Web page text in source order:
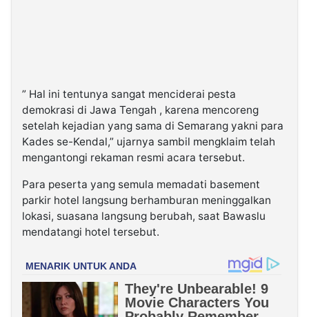
” Hal ini tentunya sangat menciderai pesta
demokrasi di Jawa Tengah , karena mencoreng
setelah kejadian yang sama di Semarang yakni para
Kades se-Kendal,” ujarnya sambil mengklaim telah
mengantongi rekaman resmi acara tersebut.
Para peserta yang semula memadati basement
parkir hotel langsung berhamburan meninggalkan
lokasi, suasana langsung berubah, saat Bawaslu
mendatangi hotel tersebut.